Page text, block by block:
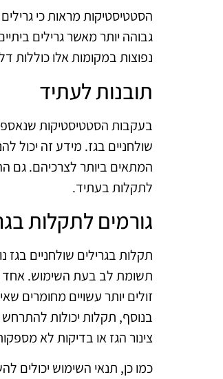
הסטטיסטיקות מראות כי
גבוהה יותר מאשר גרילים
נפוצות במקומות אלו כוללות
תובנות לעתיד
בעקבות הסטטיסטיקות
שולחניים בגז. מידע זה יכול
המתאים ביותר לצרכיהם. גם
לתקלות בעתיד.
גורמים לתקלות
תקלות בגרילים שולחניים
תשומת לב בעת השימוש. אחד
זולים יותר עשויים מחומרים
בנוסף, תקלות יכולות
צינור הגז או בדיקות לא
כמו כן, תנאי השימוש